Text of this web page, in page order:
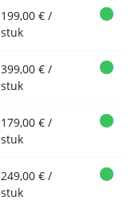
199,00 € /
stuk
399,00 € /
stuk
179,00 € /
stuk
249,00 € /
stuk